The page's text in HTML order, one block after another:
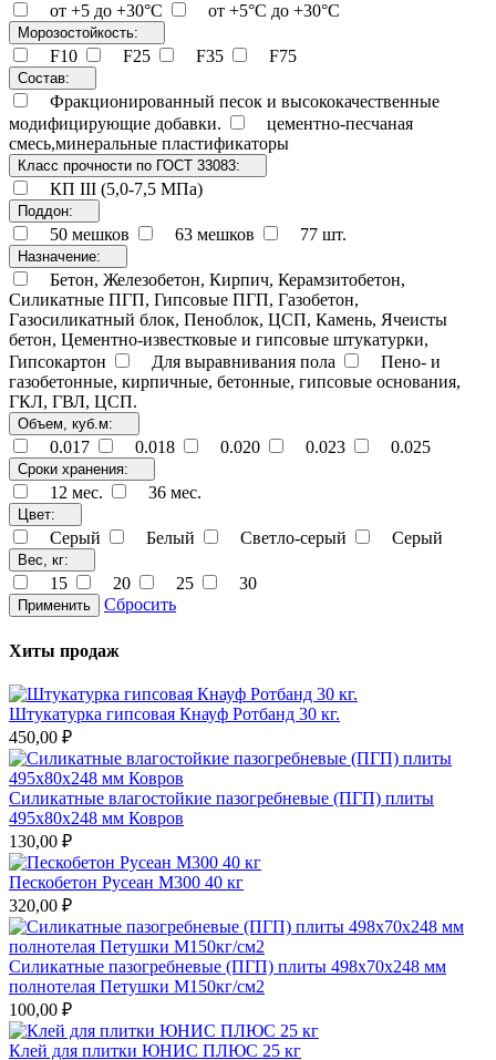
от +5 до +30°C от +5°C до +30°C
Морозостойкость:
F10 F25 F35 F75
Состав:
Фракционированный песок и высококачественные
модифицирующие добавки.
цементно-песчаная
смесь,минеральные пластификаторы
Класс прочности по ГОСТ 33083:
КП III (5,0-7,5 МПа)
Поддон:
50 мешков 63 мешков 77 шт.
Назначение:
Бетон, Железобетон, Кирпич, Керамзитобетон,
Силикатные ПГП, Гипсовые ПГП, Газобетон,
Газосиликатный блок, Пеноблок, ЦСП, Камень, Ячеисты
бетон, Цементно-известковые и гипсовые штукатурки,
Гипсокартон
Для выравнивания пола
Пено- и
газобетонные, кирпичные, бетонные, гипсовые основания,
ГКЛ, ГВЛ, ЦСП.
Объем, куб.м:
0.017 0.018 0.020 0.023 0.025
Сроки хранения:
12 мес. 36 мес.
Цвет:
Cерый Белый Светло-серый Серый
Вес, кг:
15 20 25 30
Применить Сбросить
Хиты продаж
Штукатурка гипсовая Кнауф Ротбанд 30 кг.
450,00 ₽
Силикатные влагостойкие пазогребневые (ПГП) плиты
495х80х248 мм Ковров
130,00 ₽
Пескобетон Русеан М300 40 кг
320,00 ₽
Силикатные пазогребневые (ПГП) плиты 498х70х248 мм
полнотелая Петушки М150кг/см2
100,00 ₽
Клей для плитки ЮНИС ПЛЮС 25 кг